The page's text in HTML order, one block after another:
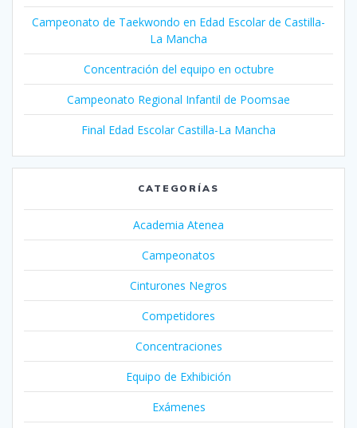
Campeonato de Taekwondo en Edad Escolar de Castilla-
La Mancha
Concentración del equipo en octubre
Campeonato Regional Infantil de Poomsae
Final Edad Escolar Castilla-La Mancha
CATEGORÍAS
Academia Atenea
Campeonatos
Cinturones Negros
Competidores
Concentraciones
Equipo de Exhibición
Exámenes